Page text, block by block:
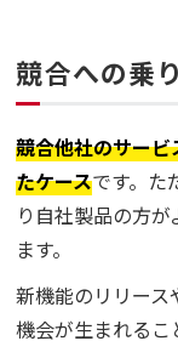
競合への乗
競合他社のサー
たケースです。た
り自社製品の方
ます。
新機能のリリー
機会が生まれるこ